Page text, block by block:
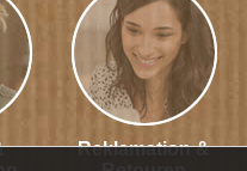
Reklamation &